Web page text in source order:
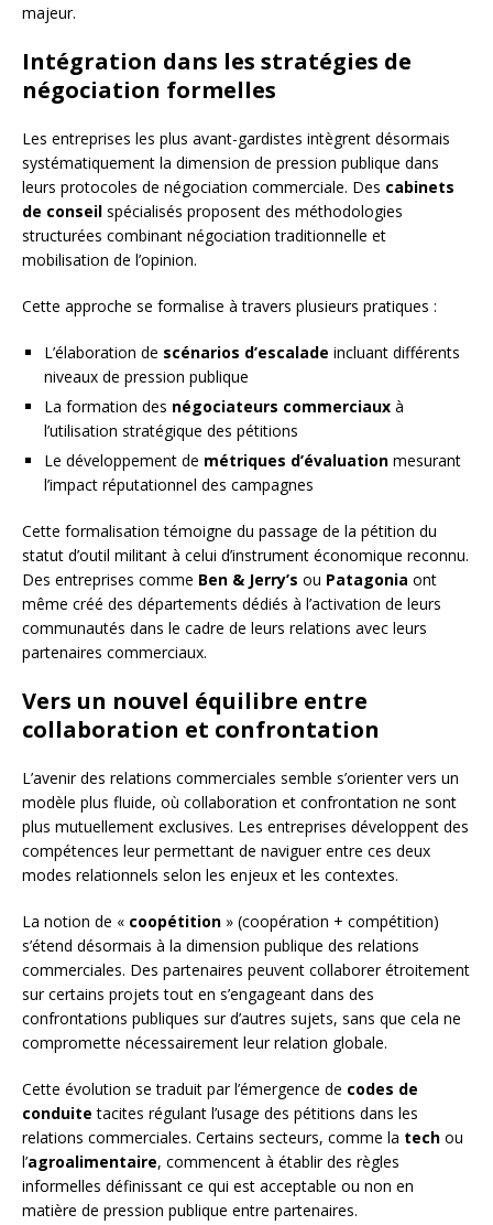
majeur.
Intégration dans les stratégies de
négociation formelles
Les entreprises les plus avant-gardistes intègrent désormais
systématiquement la dimension de pression publique dans
leurs protocoles de négociation commerciale. Des cabinets
de conseil spécialisés proposent des méthodologies
structurées combinant négociation traditionnelle et
mobilisation de l’opinion.
Cette approche se formalise à travers plusieurs pratiques :
L’élaboration de scénarios d’escalade incluant différents
niveaux de pression publique
La formation des négociateurs commerciaux à
l’utilisation stratégique des pétitions
Le développement de métriques d’évaluation mesurant
l’impact réputationnel des campagnes
Cette formalisation témoigne du passage de la pétition du
statut d’outil militant à celui d’instrument économique reconnu.
Des entreprises comme Ben & Jerry’s ou Patagonia ont
même créé des départements dédiés à l’activation de leurs
communautés dans le cadre de leurs relations avec leurs
partenaires commerciaux.
Vers un nouvel équilibre entre
collaboration et confrontation
L’avenir des relations commerciales semble s’orienter vers un
modèle plus fluide, où collaboration et confrontation ne sont
plus mutuellement exclusives. Les entreprises développent des
compétences leur permettant de naviguer entre ces deux
modes relationnels selon les enjeux et les contextes.
La notion de « coopétition » (coopération + compétition)
s’étend désormais à la dimension publique des relations
commerciales. Des partenaires peuvent collaborer étroitement
sur certains projets tout en s’engageant dans des
confrontations publiques sur d’autres sujets, sans que cela ne
compromette nécessairement leur relation globale.
Cette évolution se traduit par l’émergence de codes de
conduite tacites régulant l’usage des pétitions dans les
relations commerciales. Certains secteurs, comme la tech ou
l’agroalimentaire, commencent à établir des règles
informelles définissant ce qui est acceptable ou non en
matière de pression publique entre partenaires.